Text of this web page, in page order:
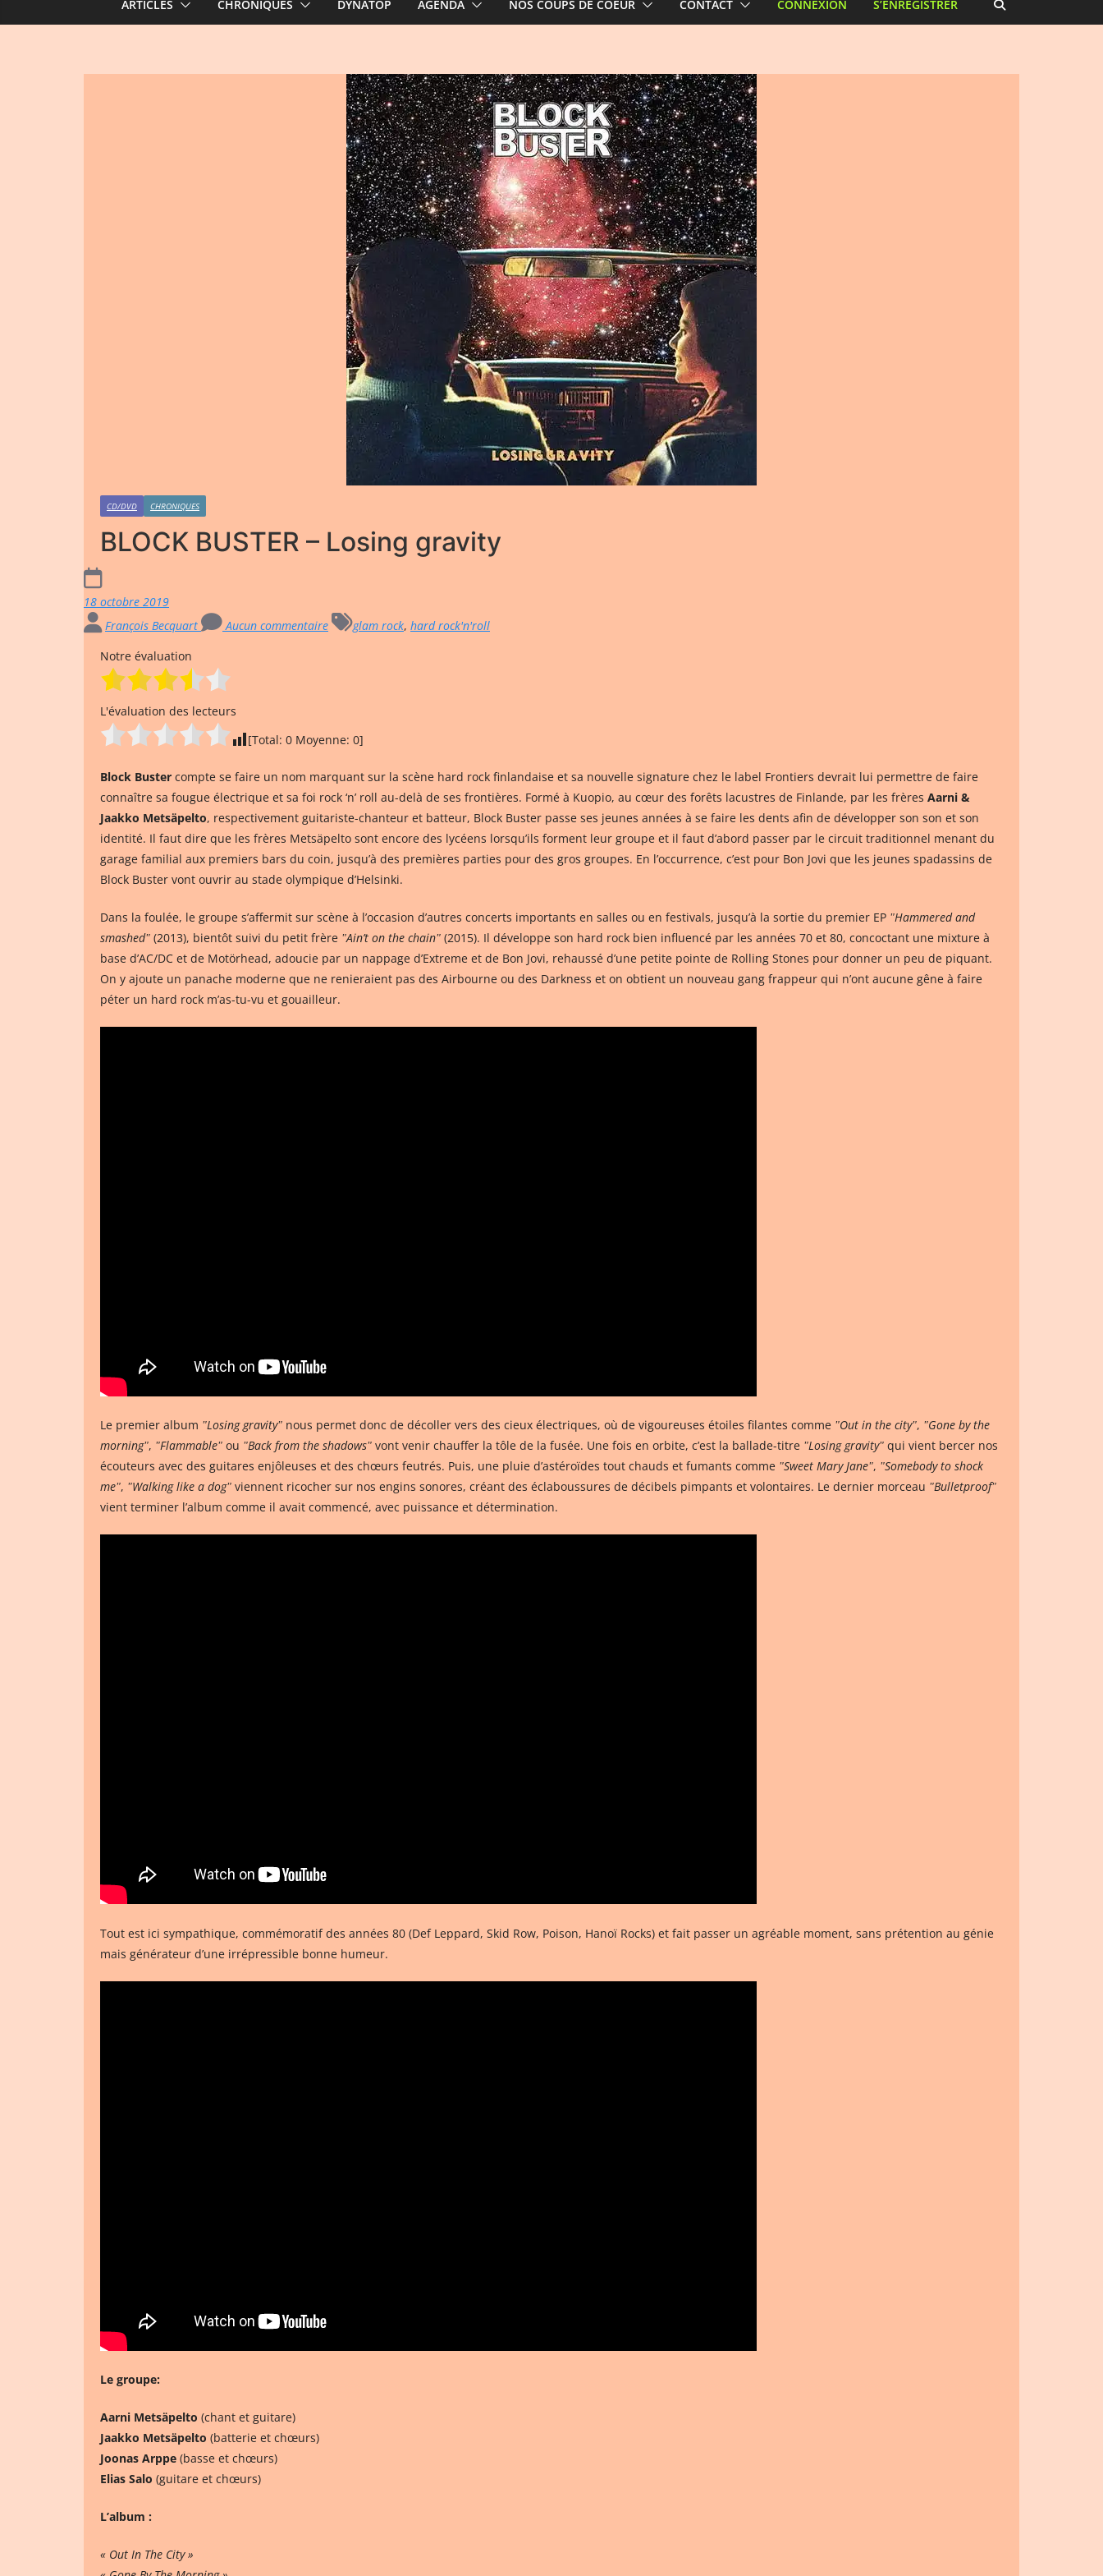
ARTICLES CHRONIQUES DYNATOP AGENDA NOS COUPS DE COEUR CONTACT CONNEXION S’ENREGISTRER
CD/DVD CHRONIQUES
BLOCK BUSTER – Losing gravity
18 octobre 2019
François Becquart
Aucun commentaire glam rock, hard rock'n'roll
Notre évaluation
L'évaluation des lecteurs
[Total: 0 Moyenne: 0]
Block Buster compte se faire un nom marquant sur la scène hard rock finlandaise et sa nouvelle signature chez le label Frontiers devrait lui permettre de faire
connaître sa fougue électrique et sa foi rock ‘n’ roll au-delà de ses frontières. Formé à Kuopio, au cœur des forêts lacustres de Finlande, par les frères Aarni &
Jaakko Metsäpelto, respectivement guitariste-chanteur et batteur, Block Buster passe ses jeunes années à se faire les dents afin de développer son son et son
identité. Il faut dire que les frères Metsäpelto sont encore des lycéens lorsqu’ils forment leur groupe et il faut d’abord passer par le circuit traditionnel menant du
garage familial aux premiers bars du coin, jusqu’à des premières parties pour des gros groupes. En l’occurrence, c’est pour Bon Jovi que les jeunes spadassins de
Block Buster vont ouvrir au stade olympique d’Helsinki.
Dans la foulée, le groupe s’affermit sur scène à l’occasion d’autres concerts importants en salles ou en festivals, jusqu’à la sortie du premier EP ʺHammered and
smashedʺ (2013), bientôt suivi du petit frère ʺAin’t on the chainʺ (2015). Il développe son hard rock bien influencé par les années 70 et 80, concoctant une mixture à
base d’AC/DC et de Motörhead, adoucie par un nappage d’Extreme et de Bon Jovi, rehaussé d’une petite pointe de Rolling Stones pour donner un peu de piquant.
On y ajoute un panache moderne que ne renieraient pas des Airbourne ou des Darkness et on obtient un nouveau gang frappeur qui n’ont aucune gêne à faire
péter un hard rock m’as-tu-vu et gouailleur.
Le premier album ʺLosing gravityʺ nous permet donc de décoller vers des cieux électriques, où de vigoureuses étoiles filantes comme ʺOut in the cityʺ, ʺGone by the
morningʺ, ʺFlammableʺ ou ʺBack from the shadowsʺ vont venir chauffer la tôle de la fusée. Une fois en orbite, c’est la ballade-titre ʺLosing gravityʺ qui vient bercer nos
écouteurs avec des guitares enjôleuses et des chœurs feutrés. Puis, une pluie d’astéroïdes tout chauds et fumants comme ʺSweet Mary Janeʺ, ʺSomebody to shock
meʺ, ʺWalking like a dogʺ viennent ricocher sur nos engins sonores, créant des éclaboussures de décibels pimpants et volontaires. Le dernier morceau ʺBulletproofʺ
vient terminer l’album comme il avait commencé, avec puissance et détermination.
Tout est ici sympathique, commémoratif des années 80 (Def Leppard, Skid Row, Poison, Hanoï Rocks) et fait passer un agréable moment, sans prétention au génie
mais générateur d’une irrépressible bonne humeur.
Le groupe:
Aarni Metsäpelto (chant et guitare)
Jaakko Metsäpelto (batterie et chœurs)
Joonas Arppe (basse et chœurs)
Elias Salo (guitare et chœurs)
L’album :
« Out In The City »